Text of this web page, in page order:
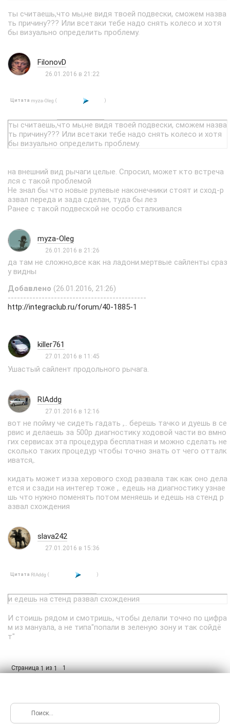
ты считаешь,что мы,не видя твоей подвески, сможем назва
ть причину??? Или всетаки тебе надо снять колесо и хотя
бы визуально определить проблему.
FilonovD
26.01.2016 в 21:22
Цитата myza-Oleg ( )
ты считаешь,что мы,не видя твоей подвески, сможем назва
ть причину??? Или всетаки тебе надо снять колесо и хотя
бы визуально определить проблему.
на внешний вид рычаги целые. Спросил, может кто встреча
лся с такой проблемой
Не знал бы что новые рулевые наконечники стоят и сход-р
азвал переда и зада сделан, туда бы лез
Ранее с такой подвеской не особо сталкивался
myza-Oleg
26.01.2016 в 21:26
да там не сложно,все как на ладони.мертвые сайленты сраз
у видны
Добавлено (26.01.2016, 21:26)
---------------------------------------------
http://integraclub.ru/forum/40-1885-1
killer761
27.01.2016 в 11:45
Ушастый сайлент продольного рычага.
RIAddg
27.01.2016 в 12:16
вот не пойму че сидеть гадать ,.. берешь тачко и дуешь в се
рвис и делаешь за 500р диагностику ходовой части во вмно
гих сервисах эта процедура бесплатная и можно сделать не
сколько таких процедур чтобы точно знать от чего отталк
иватся,.
кидать может изза херового сход развала так как оно дела
ется и сзади на интегер тоже ,. едешь на диагностику узнае
шь что нужно поменять потом меняешь и едешь на стенд р
азвал схождения
slava242
27.01.2016 в 15:36
Цитата RIAddg ( )
и едешь на стенд развал схождения
И стоишь рядом и смотришь, чтобы делали точно по цифра
м из мануала, а не типа"попали в зеленую зону и так сойдё
т"
Страница1из1 1